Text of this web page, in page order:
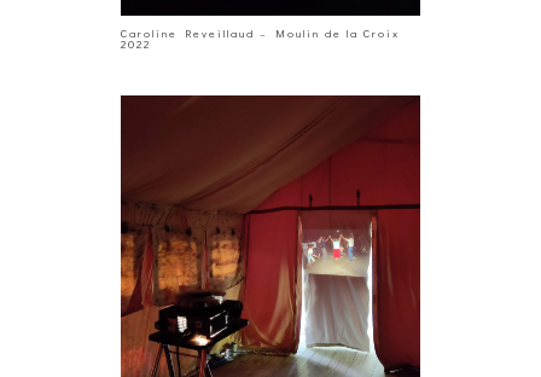
Caroline Reveillaud – Moulin de la Croix
2022